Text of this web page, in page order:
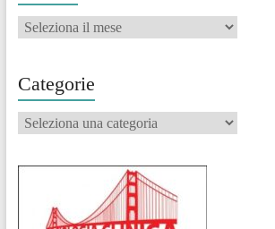
Archivi
Categorie
Categorie